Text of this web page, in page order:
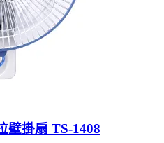
壁掛扇 TS-1408